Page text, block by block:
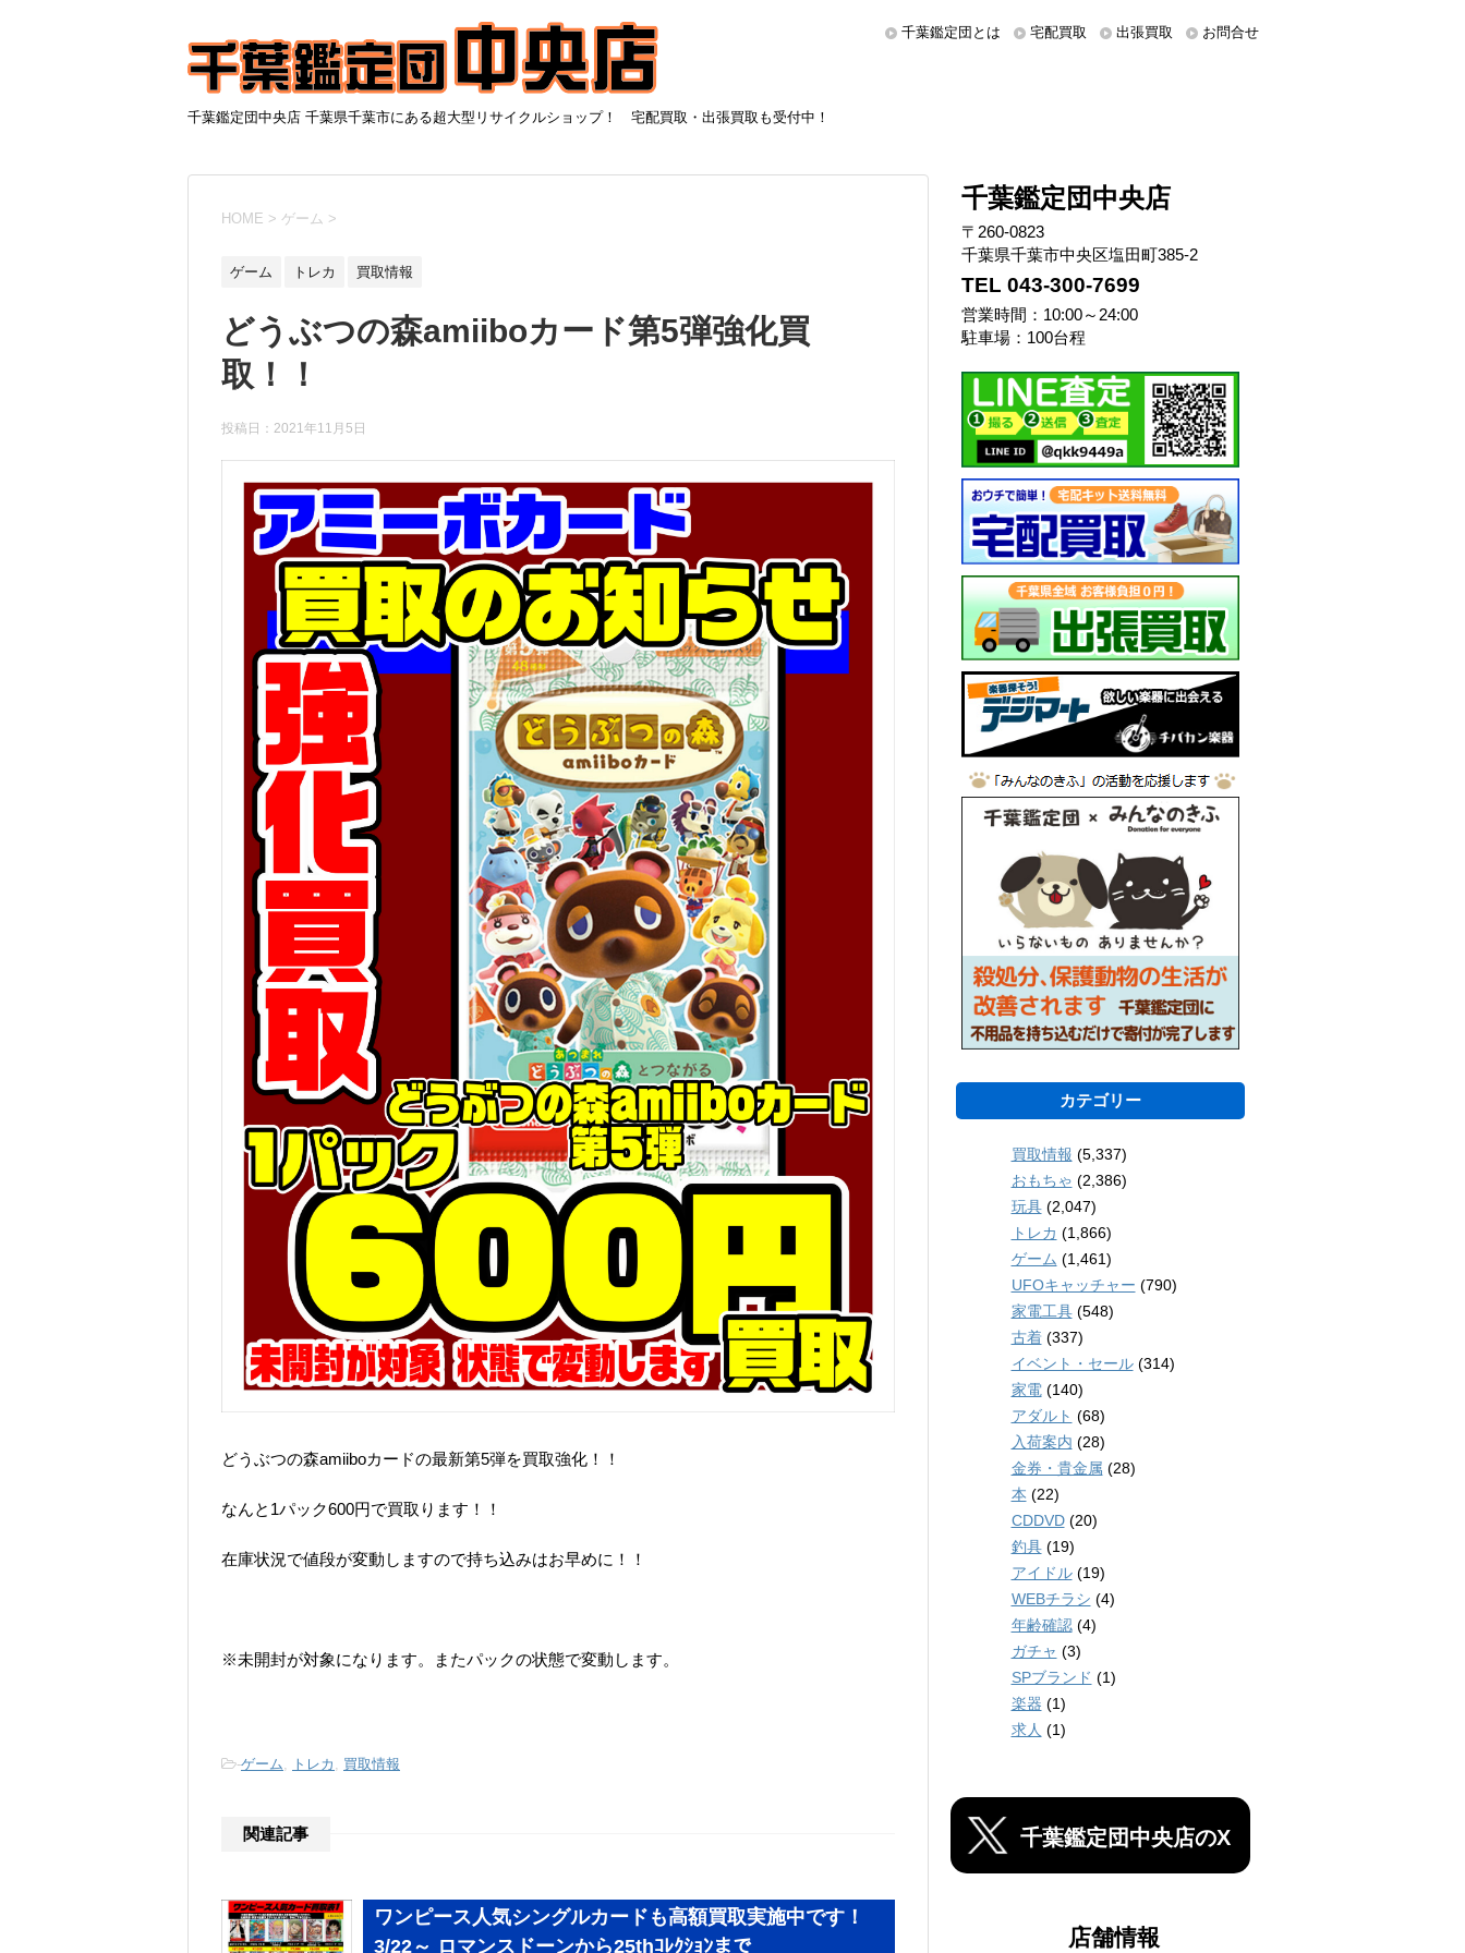
千葉鑑定団中央店 千葉県千葉市にある超大型リサイクルショップ！ 宅配買取・出張買取も受付中！
千葉鑑定団とは 宅配買取 出張買取 お問合せ
HOME > ゲーム >
ゲーム トレカ 買取情報
どうぶつの森amiiboカード第5弾強化買
取！！
投稿日： 2021年11月5日
どうぶつの森amiiboカードの最新第5弾を買取強化！！
なんと1パック600円で買取ります！！
在庫状況で値段が変動しますので持ち込みはお早めに！！
※未開封が対象になります。またパックの状態で変動します。
-ゲーム トレカ 買取情報
関連記事
ワンピース人気シングルカードも高額買取実施中です！
3/22～ ロマンスドーンから25thｺﾚｸｼｮﾝまで
千葉鑑定団中央店
〒260-0823
千葉県千葉市中央区塩田町385-2
TEL 043-300-7699
営業時間：10:00～24:00
駐車場：100台程
カテゴリー
買取情報 (5,337)
おもちゃ (2,386)
玩具(2,047)
トレカ (1,866)
ゲーム (1,461)
UFOキャッチャー (790)
家電工具(548)
古着(337)
イベント・セール(314)
家電(140)
アダルト (68)
入荷案内 (28)
金券・貴金属 (28)
本 (22)
CDDVD(20)
釣具(19)
アイドル(19)
WEBチラシ (4)
年齢確認(4)
ガチャ (3)
SPブランド (1)
楽器 (1)
求人 (1)
千葉鑑定団中央店のX
店舗情報